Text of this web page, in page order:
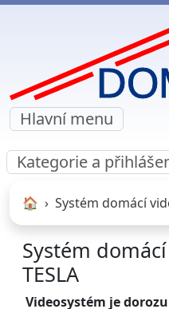
Hlavní menu
Kategorie a
🏠︎ Systém domácí
Systém
TESLA
Videosystém je